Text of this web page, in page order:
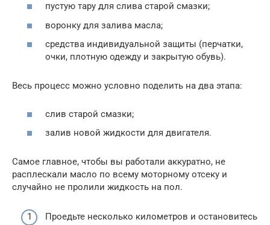
пустую тару для слива старой смазки;
воронку для залива масла;
средства индивидуальной защиты (перчатки,
очки, плотную одежду и закрытую обувь).
Весь процесс можно условно поделить на два этапа:
слив старой смазки;
залив новой жидкости для двигателя.
Самое главное, чтобы вы работали аккуратно, не
расплескали масло по всему моторному отсеку и
случайно не пролили жидкость на пол.
Проедьте несколько километров и остановитесь